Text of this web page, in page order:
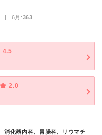
| 6月:363
4.5
2.0
消化器内科、胃腸科、リウマチ